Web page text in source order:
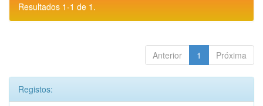
Resultados 1-1 de 1.
Anterior 1 Próxima
Registos: